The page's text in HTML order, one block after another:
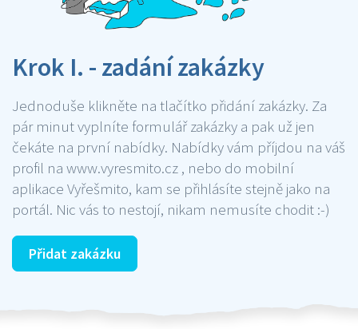
Krok I. - zadání zakázky
Jednoduše klikněte na tlačítko přidání zakázky. Za
pár minut vyplníte formulář zakázky a pak už jen
čekáte na první nabídky. Nabídky vám příjdou na váš
profil na www.vyresmito.cz , nebo do mobilní
aplikace Vyřešmito, kam se přihlásíte stejně jako na
portál. Nic vás to nestojí, nikam nemusíte chodit :-)
Přidat zakázku